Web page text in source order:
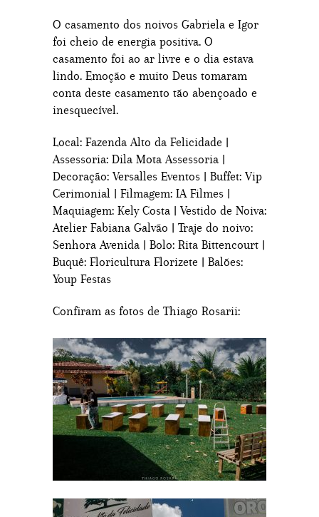
O casamento dos noivos Gabriela e Igor
foi cheio de energia positiva. O
casamento foi ao ar livre e o dia estava
lindo. Emoção e muito Deus tomaram
conta deste casamento tão abençoado e
inesquecível.
Local: Fazenda Alto da Felicidade |
Assessoria: Dila Mota Assessoria |
Decoração: Versalles Eventos | Buffet: Vip
Cerimonial | Filmagem: IA Filmes |
Maquiagem: Kely Costa | Vestido de Noiva:
Atelier Fabiana Galvão | Traje do noivo:
Senhora Avenida | Bolo: Rita Bittencourt |
Buquê: Floricultura Florizete | Balões:
Youp Festas
Confiram as fotos de Thiago Rosarii: